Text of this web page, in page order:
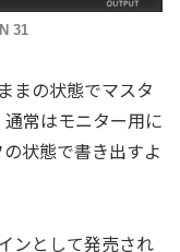
31
まの状態でマスタ
常はモニター用に
状態で書き出すよ
ンとして発売され